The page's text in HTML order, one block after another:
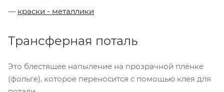
— краски - металлики
Трансферная поталь
Это блестящее напыление на прозрачной плёнке
(фольге), которое переносится с помощью клея для